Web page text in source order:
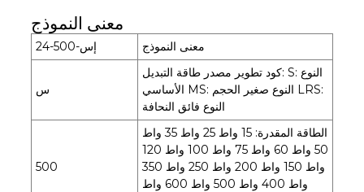
معنى النموذج
إس-500-24 معنى النموذج
س
كود تطوير مصدر طاقة التبديل: S: النوع
الأساسي MS: النوع صغير الحجم LRS:
النوع فائق النحافة
500
الطاقة المقدرة: 15 واط 25 واط 35 واط
50 واط 60 واط 75 واط 100 واط 120
واط 150 واط 200 واط 250 واط 350
واط 400 واط 500 واط 600 واط